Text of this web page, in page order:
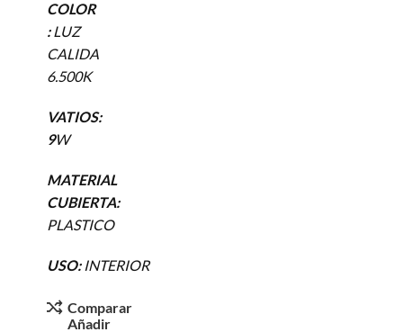
COLOR
:LUZ
CALIDA
6.500K
VATIOS:
9W
MATERIAL
CUBIERTA:
PLASTICO
USO:INTERIOR
Comparar
Añadir